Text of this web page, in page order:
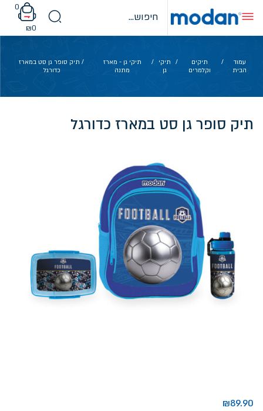
content
0
₪0
עמוד
הבית
/
תיקים
וקלמרים
/
תיקי
גן
/
תיקי גן - מארז
מתנה
/ תיק סופר גן סט במארז
כדורגל
תיק סופר גן סט במארז כדורגל
₪89.90